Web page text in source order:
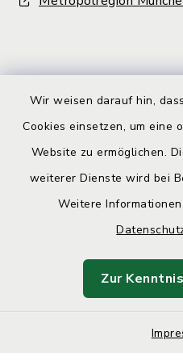
Wir weisen darauf hin,
Cookies einsetzen, um eine
Website zu ermöglichen.
weiterer Dienste wird bei
Weitere
Zur
Cookie-